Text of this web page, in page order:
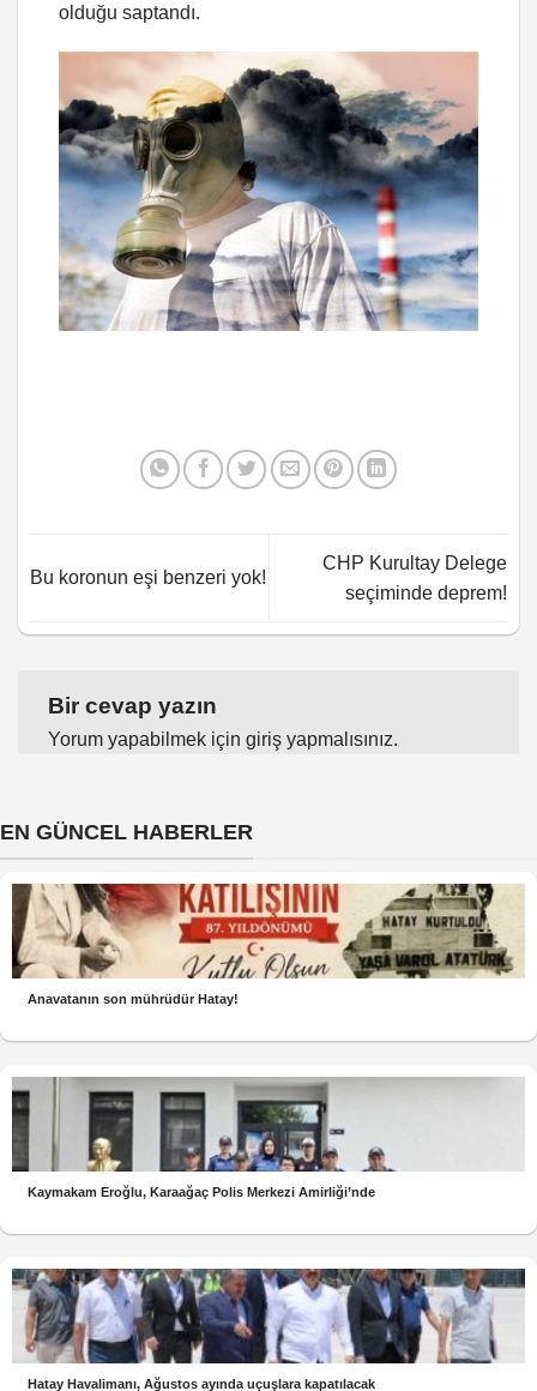
olduğu saptandı.
Bu koronun eşi benzeri yok!
CHP Kurultay Delege
seçiminde deprem!
Bir cevap yazın
Yorum yapabilmek için giriş yapmalısınız.
EN GÜNCEL HABERLER
Anavatanın son mührüdür Hatay!
Kaymakam Eroğlu, Karaağaç Polis Merkezi Amirliği’nde
Hatay Havalimanı, Ağustos ayında uçuşlara kapatılacak